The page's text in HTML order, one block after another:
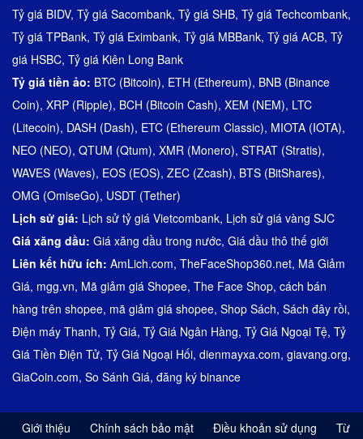
Tỷ giá BIDV, Tỷ giá Sacombank, Tỷ giá SHB, Tỷ giá Techcombank,
Tỷ giá TPBank, Tỷ giá Eximbank, Tỷ giá MBBank, Tỷ giá ACB, Tỷ
giá HSBC, Tỷ giá Kiên Long Bank
Tỷ giá tiền ảo: BTC (Bitcoin), ETH (Ethereum), BNB (Binance
Coin), XRP (Ripple), BCH (Bitcoin Cash), XEM (NEM), LTC
(Litecoin), DASH (Dash), ETC (Ethereum Classic), MIOTA (IOTA),
NEO (NEO), QTUM (Qtum), XMR (Monero), STRAT (Stratis),
WAVES (Waves), EOS (EOS), ZEC (Zcash), BTS (BitShares),
OMG (OmiseGo), USDT (Tether)
Lịch sử giá: Lịch sử tỷ giá Vietcombank, Lịch sử giá vàng SJC
Giá xăng dầu: Giá xăng dầu trong nước, Giá dầu thô thế giới
Liên kết hữu ích: AmLich.com, TheFaceShop360.net, Mã Giảm
Giá, mgg.vn, Mã giảm giá Shopee, The Face Shop, cách bán
hàng trên shopee, mã giảm giá shopee, Shop Sách, Sách đây rồi,
Điện máy Thanh, Tỷ Giá, Tỷ Giá Ngân Hàng, Tỷ Giá Ngoại Tệ, Tỷ
Giá Tiền Điện Tử, Tỷ Giá Ngoại Hối, dienmayxa.com, giavang.org,
GiaCoin.com, So Sánh Giá, đăng ký binance
Giới thiệu Chính sách bảo mật Điều khoản sử dụng Từ